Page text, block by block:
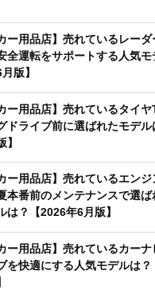
カー用品店】売れているレー
安全運転をサポートする人気
版】
カー用品店】売れているタイ
ドライブ前に選ばれたモデ
】
カー用品店】売れているエン
夏本番前のメンテナンスで選
は？【2026年6月版】
カー用品店】売れているカー
を快適にする人気モデルは？